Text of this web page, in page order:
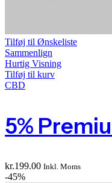
Tilføj til Ønskeliste
Sammenlign
Hurtig Visning
Tilføj til kurv
CBD
kr.199.00 Inkl. Moms
-45%